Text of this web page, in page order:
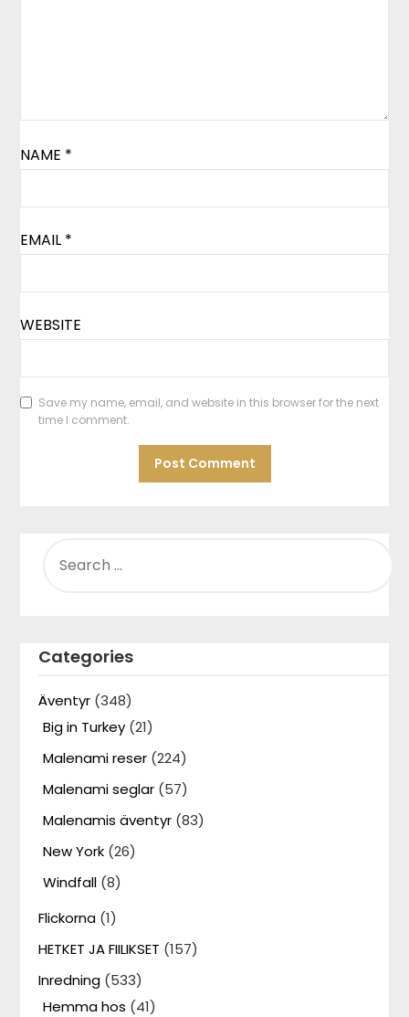
NAME *
EMAIL *
WEBSITE
Save my name, email, and website in this browser for the next
time I comment.
FOR:
Categories
Äventyr (348)
Big in Turkey (21)
Malenami reser (224)
Malenami seglar (57)
Malenamis äventyr (83)
New York (26)
Windfall (8)
Flickorna (1)
HETKET JA FIILIKSET (157)
Inredning (533)
Hemma hos (41)